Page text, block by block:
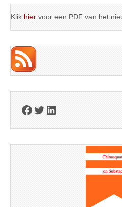
Klik hier voor een PDF van het
Facebook
Twitter
LinkedIn